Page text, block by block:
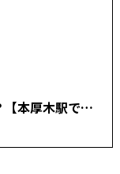
筋肉の働きはどのようなものなのか？【本厚木駅で痛みの原因を取り除く あかつき整骨院】